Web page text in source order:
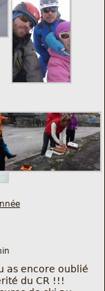
as encore oublié
du CR !!!